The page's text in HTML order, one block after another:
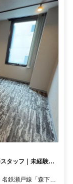
タッフ｜未経験歓